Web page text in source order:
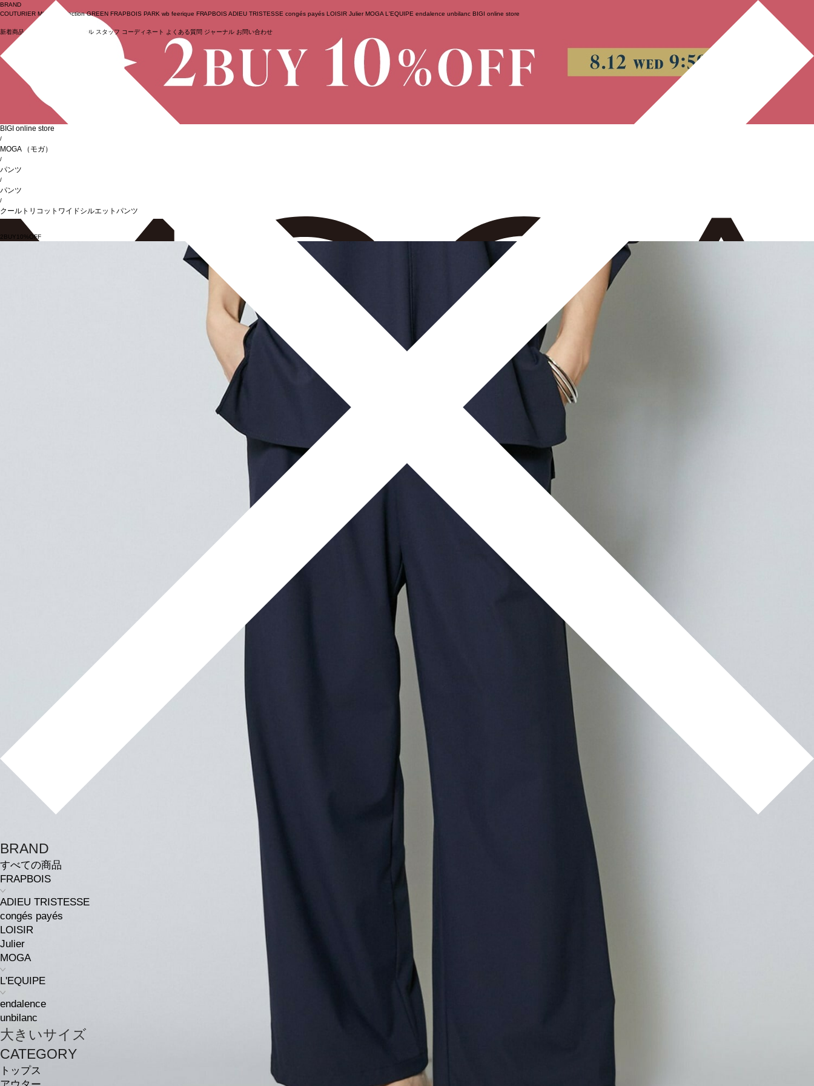
ログイン
BRAND
COUTURIER MOGA Collection GREEN FRAPBOIS PARK wb feerique FRAPBOIS ADIEU TRISTESSE congés payés LOISIR Julier MOGA L'EQUIPE endalence unbilanc BIGI online store
新着商品 (ライブ) セール スタッフ コーディネート よくある質問 ジャーナル お問い合わせ
BRAND
すべての商品
FRAPBOIS
ADIEU TRISTESSE
congés payés
LOISIR
Julier
MOGA
L'EQUIPE
endalence
unbilanc
大きいサイズ
CATEGORY
トップス
BIGI online store
/
MOGA （モガ）
/
パンツ
/
パンツ
/
クールトリコットワイドシルエットパンツ
2BUY10%OFF